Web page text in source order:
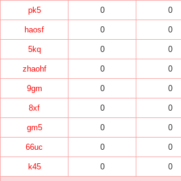
pk5 0 0
haosf 0 0
5kq 0 0
zhaohf 0 0
9gm 0 0
8xf 0 0
gm5 0 0
66uc 0 0
k45 0 0